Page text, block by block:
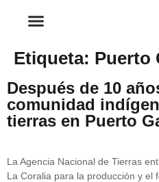
Etiqueta: Puerto
Después de 10
comunidad
tierras en Puerto
La Agencia Nacional de Tierras
La Coralia para la producción y el